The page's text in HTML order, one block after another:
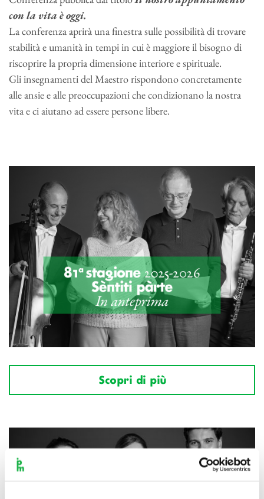
con la vita è oggi.
La conferenza aprirà una finestra sulle possibilità di trovare
stabilità e umanità in tempi in cui è maggiore il bisogno di
riscoprire la propria dimensione interiore e spirituale.
Gli insegnamenti del Maestro rispondono concretamente
alle ansie e alle preoccupazioni che condizionano la nostra
vita e ci aiutano ad essere persone libere.
Scopri di più